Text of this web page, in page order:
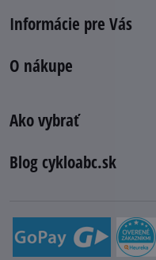
Informácie pre Vás
O nákupe
Ako vybrať
Blog cykloabc.sk